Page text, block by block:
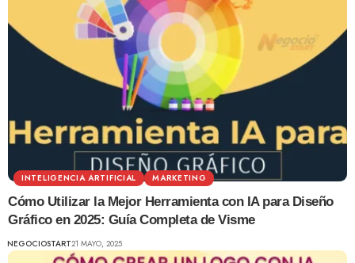
INTELIGENCIA ARTIFICIAL MARKETING
Cómo Utilizar la Mejor Herramienta con IA para Diseño
Gráfico en 2025: Guía Completa de Visme
NEGOCIOSTART21 MAYO, 2025